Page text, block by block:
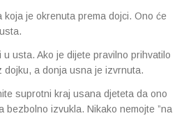
je okrenuta prema dojci. Ono će
usta. Ako je dijete pravilno prihvatilo
dojku, a donja usna je izvrnuta.
suprotni kraj usana djeteta da ono
izvukla. Nikako nemojte ”na